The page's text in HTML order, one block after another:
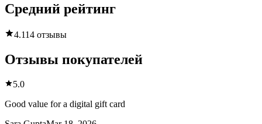
Средний рейтинг
4.114 отзывы
Отзывы покупателей
5.0
Good value for a digital gift card